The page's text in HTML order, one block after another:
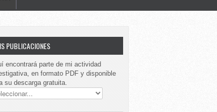
PUBLICACIONES
encontrará parte de mi actividad
en formato PDF y disponible
su descarga gratuita.